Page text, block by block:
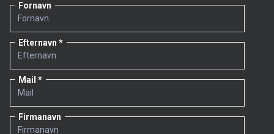
Fornavn
Efternavn
Mail
Firmanavn